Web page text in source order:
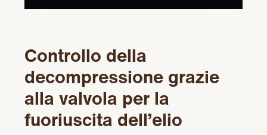
Controllo della
decompressione grazie
alla valvola per la
fuoriuscita dell’elio